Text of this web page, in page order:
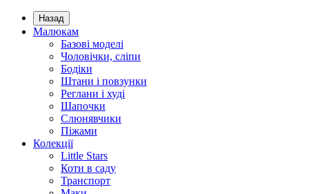
Назад
Малюкам
Базові моделі
Чоловічки, сліпи
Бодіки
Штани і повзунки
Реглани і худі
Шапочки
Слюнявчики
Піжами
Колекції
Little Stars
Коти в саду
Транспорт